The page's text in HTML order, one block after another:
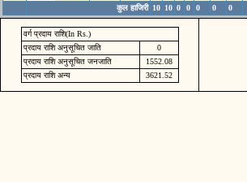
कुल हाजिरी 10 10 0 0 0 0 0
वर्ग प्रदाय राशि(In Rs.)
प्रदाय राशि अनुसूचित जाति
0
प्रदाय राशि अनुसूचित जनजाति
1552.08
प्रदाय राशि अन्य
3621.52